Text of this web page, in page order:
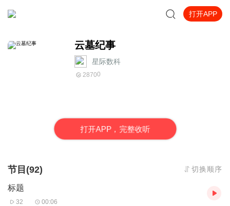
打开APP
云墓纪事
星际数科
28700
打开APP，完整收听
节目(92) 切换顺序
标题
32 00:06